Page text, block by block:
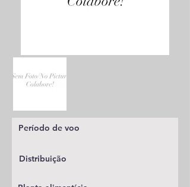
Período de voo
Distribuição